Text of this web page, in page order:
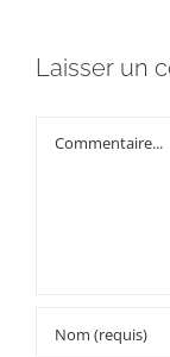
Laisser un
Commentaire